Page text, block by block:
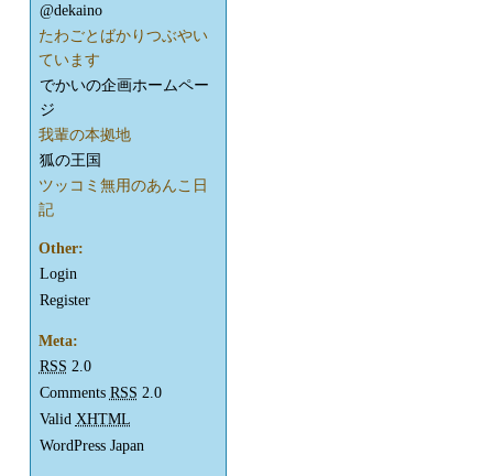
@dekaino
たわごとばかりつぶやい
ています
でかいの企画ホームペー
ジ
我輩の本拠地
狐の王国
ツッコミ無用のあんこ日
記
Other:
Login
Register
Meta:
RSS 2.0
Comments RSS 2.0
Valid XHTML
WordPress Japan